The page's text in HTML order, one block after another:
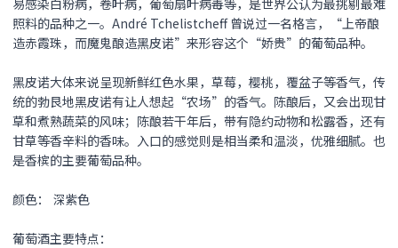
易感染白粉病，卷叶病，葡萄扇叶病毒等，是世界公认为最挑剔最难
照料的品种之一。André Tchelistcheff 曾说过一名格言，“上帝酿
造赤霞珠，而魔鬼酿造黑皮诺”来形容这个“娇贵”的葡萄品种。
黑皮诺大体来说呈现新鲜红色水果，草莓，樱桃，覆盆子等香气，传
统的勃艮地黑皮诺有让人想起“农场”的香气。陈酿后，又会出现甘
草和煮熟蔬菜的风味；陈酿若干年后，带有隐约动物和松露香，还有
甘草等香辛料的香味。入口的感觉则是相当柔和温淡，优雅细腻。也
是香槟的主要葡萄品种。
颜色： 深紫色
葡萄酒主要特点：